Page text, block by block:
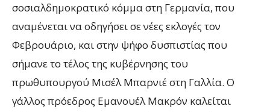
σοσιαλδημοκρατικό κόμμα στη Γερμανία, που
αναμένεται να οδηγήσει σε νέες εκλογές τον
Φεβρουάριο, και στην ψήφο δυσπιστίας που
σήμανε το τέλος της κυβέρνησης του
πρωθυπουργού Μισέλ Μπαρνιέ στη Γαλλία. Ο
γάλλος πρόεδρος Εμανουέλ Μακρόν καλείται